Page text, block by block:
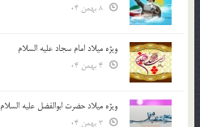
ویژه میلاد امام سجاد علیه السلام
ویژه میلاد حضرت ابوالفضل علیه السلام